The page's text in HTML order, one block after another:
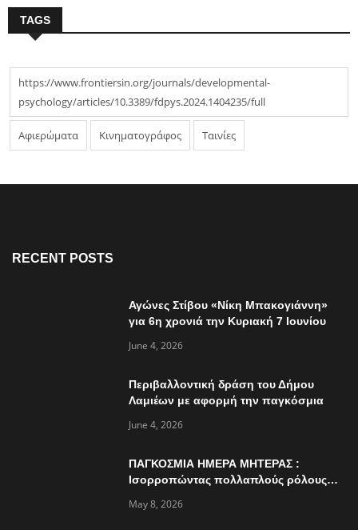
TAGS
https://www.frontiersin.org/journals/developmental-
psychology/articles/10.3389/fdpys.2024.1404235/full
Αφιερώματα Κινηματογράφος Ταινίες
RECENT POSTS
Αγώνες Στίβου «Νίκη Μπακογιάννη»
για 6η χρονιά την Κυριακή 7 Ιουνίου
June 4, 2026
Περιβαλλοντική δράση του Δήμου
Λαμιέων με αφορμή την παγκόσμια
June 4, 2026
ΠΑΓΚΟΣΜΙΑ ΗΜΕΡΑ ΜΗΤΕΡΑΣ :
Ισορροπώντας πολλαπλούς ρόλους…
May 8, 2026